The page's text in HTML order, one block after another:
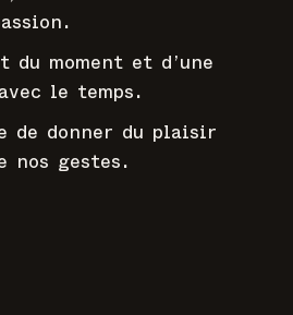
du moment et d’une
le temps.
de donner du plaisir
nos gestes.